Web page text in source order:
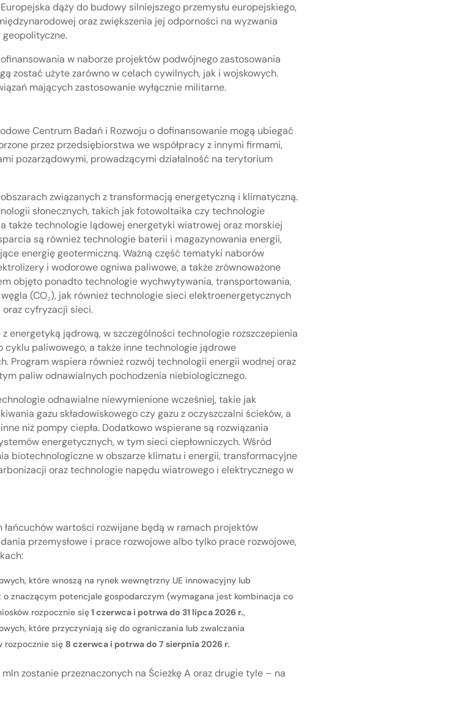
dąży do budowy silniejszego przemysłu europejskiego,
oraz zwiększenia jej odporności na wyzwania
w naborze projektów podwójnego zastosowania
zostać użyte zarówno w celach cywilnych, jak i wojskowych.
mających zastosowanie wyłącznie militarne.
Centrum Badań i Rozwoju o dofinansowanie mogą ubiegać
przez przedsiębiorstwa we współpracy z innymi firmami,
pozarządowymi, prowadzącymi działalność na terytorium
związanych z transformacją energetyczną i klimatyczną.
słonecznych, takich jak fotowoltaika czy technologie
także technologie lądowej energetyki wiatrowej oraz morskiej
są również technologie baterii i magazynowania energii,
energię geotermiczną. Ważną część tematyki naborów
i wodorowe ogniwa paliwowe, a także zrównoważone
objęto ponadto technologie wychwytywania, transportowania,
(CO₂), jak również technologie sieci elektroenergetycznych
cyfryzacji sieci.
energetyką jądrową, w szczególności technologie rozszczepienia
paliwowego, a także inne technologie jądrowe
Program wspiera również rozwój technologii energii wodnej oraz
paliw odnawialnych pochodzenia niebiologicznego.
odnawialne niewymienione wcześniej, takie jak
gazu składowiskowego czy gazu z oczyszczalni ścieków, a
niż pompy ciepła. Dodatkowo wspierane są rozwiązania
energetycznych, w tym sieci ciepłowniczych. Wśród
biotechnologiczne w obszarze klimatu i energii, transformacyjne
oraz technologie napędu wiatrowego i elektrycznego w
wartości rozwijane będą w ramach projektów
przemysłowe i prace rozwojowe albo tylko prace rozwojowe,
które wnoszą na rynek wewnętrzny UE innowacyjny lub
o znaczącym potencjale gospodarczym (wymagana jest kombinacja co
rozpocznie się1 czerwca i potrwa do 31 lipca 2026 r.,
które przyczyniają się do ograniczania lub zwalczania
rozpocznie się 8 czerwca i potrwa do 7 sierpnia 2026 r.
zostanie przeznaczonych na Ścieżkę A oraz drugie tyle – na